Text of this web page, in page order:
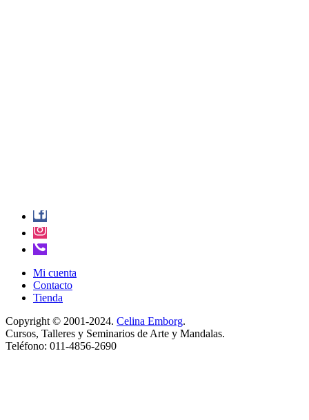
Mi cuenta
Contacto
Tienda
Copyright © 2001-2024. Celina Emborg.
Cursos, Talleres y Seminarios de Arte y Mandalas.
Teléfono: 011-4856-2690